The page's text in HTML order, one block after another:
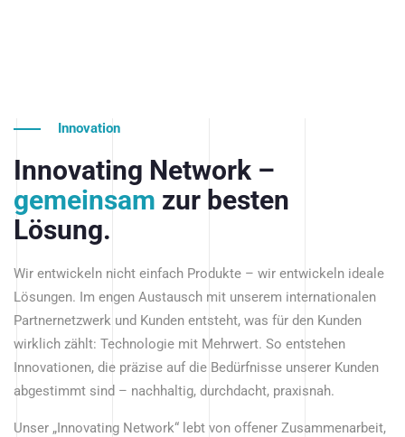
Innovation
Innovating Network –
gemeinsam zur besten
Lösung.
Wir entwickeln nicht einfach Produkte – wir entwickeln ideale
Lösungen. Im engen Austausch mit unserem internationalen
Partnernetzwerk und Kunden entsteht, was für den Kunden
wirklich zählt: Technologie mit Mehrwert. So entstehen
Innovationen, die präzise auf die Bedürfnisse unserer Kunden
abgestimmt sind – nachhaltig, durchdacht, praxisnah.
Unser „Innovating Network“ lebt von offener Zusammenarbeit,